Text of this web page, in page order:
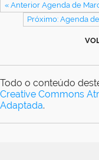
« Anterior Agenda de
Próximo: Agenda
Todo o conteúdo
Creative Commons
Adaptada.